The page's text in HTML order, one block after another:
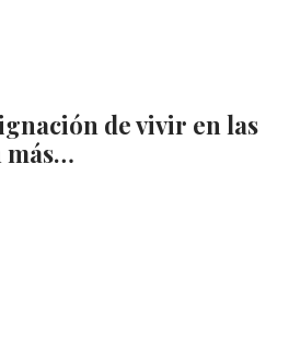
de vivir en las
más…